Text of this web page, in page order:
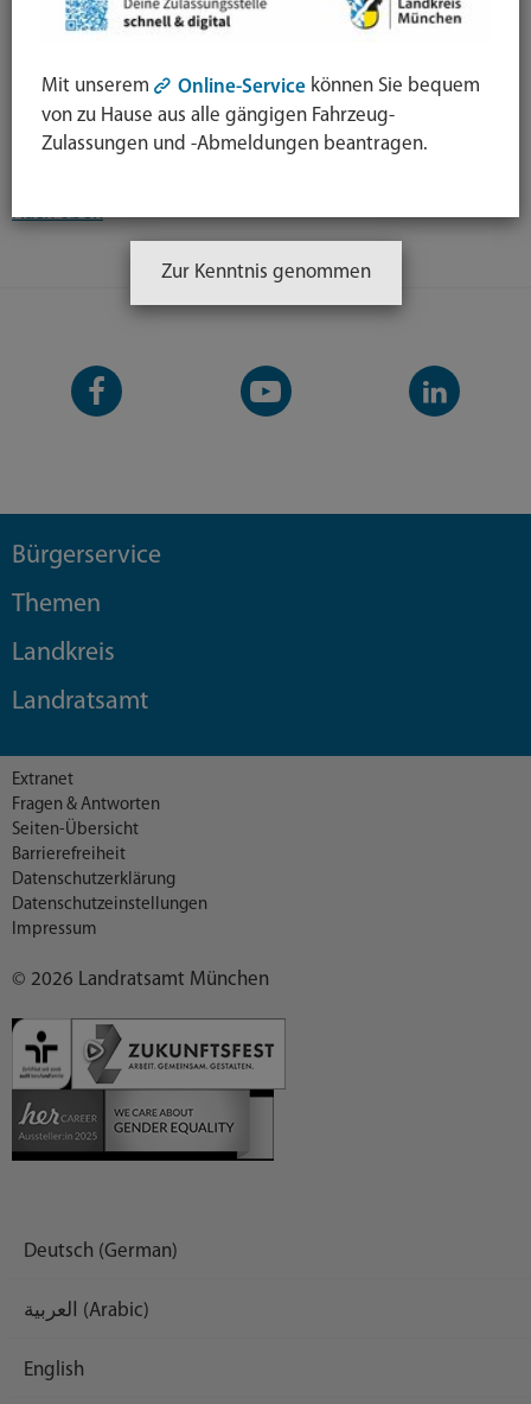
Kein Eintrag vorhanden.
Nach oben
Facebook-
Seite
YouTube-
Kanal
LinkedIn-
Kanal
Bürgerservice
Themen
Landkreis
Landratsamt
© 2026 Landratsamt München
Extranet
Fragen & Antworten
Seiten-Übersicht
Barrierefreiheit
Datenschutzerklärung
Datenschutzeinstellungen
Impressum
Mit unserem Online-Service können Sie bequem
von zu Hause aus alle gängigen Fahrzeug-
Zulassungen und -Abmeldungen beantragen.
Zur Kenntnis genommen
Deutsch (German)
العربية (Arabic)
English